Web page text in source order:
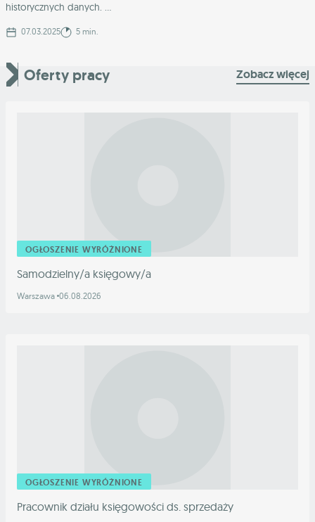
historycznych danych. ...
07.03.2025 5 min.
Oferty pracy Zobacz więcej
OGŁOSZENIE WYRÓŻNIONE
Samodzielny/a księgowy/a
Warszawa 06.08.2026
OGŁOSZENIE WYRÓŻNIONE
Pracownik działu księgowości ds. sprzedaży